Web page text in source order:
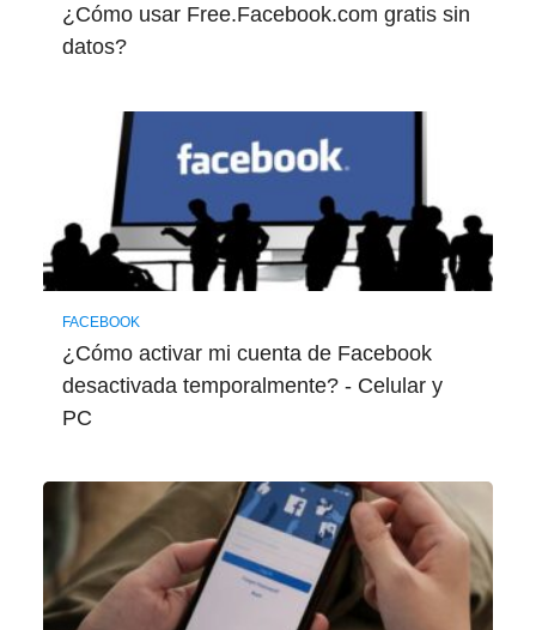
¿Cómo usar Free.Facebook.com gratis sin
datos?
FACEBOOK
¿Cómo activar mi cuenta de Facebook
desactivada temporalmente? - Celular y
PC